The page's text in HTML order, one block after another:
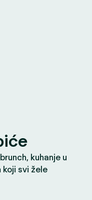
kuhanje u
koji svi žele